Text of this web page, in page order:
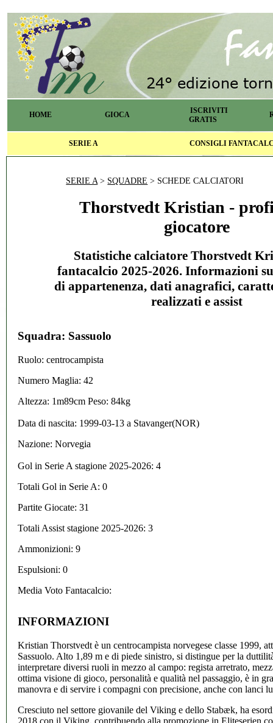
HOME GIOCA
ISCRIVITI
GRATIS
SERIE A CONSIGLI
SERIE A> SQUADRE > SCHEDE CALCIATORI
Thorstvedt Kristian -
giocatore
Statistiche calciatore Thorstvedt
fantacalcio 2025-2026. Informazioni
di appartenenza, dati anagrafici,
realizzati e assist
Squadra: Sassuolo
Ruolo: centrocampista
Numero Maglia: 42
Altezza: 1m89cm Peso: 84kg
Data di nascita: 1999-03-13 a Stavanger(NOR)
Nazione: Norvegia
Gol in Serie A stagione 2025-2026: 4
Totali Gol in Serie A: 0
Partite Giocate: 31
Totali Assist stagione 2025-2026: 3
Ammonizioni: 9
Espulsioni: 0
Media Voto Fantacalcio:
INFORMAZIONI
Kristian Thorstvedt è un centrocampista norvegese classe 1999,
Sassuolo. Alto 1,89 m e di piede sinistro, si distingue per la
interpretare diversi ruoli in mezzo al campo: regista arretrato,
ottima visione di gioco, personalità e qualità nel passaggio, è in
manovra e di servire i compagni con precisione, anche con lanci
Cresciuto nel settore giovanile del Viking e dello Stabæk, ha
2018 con il Viking, contribuendo alla promozione in Eliteserien